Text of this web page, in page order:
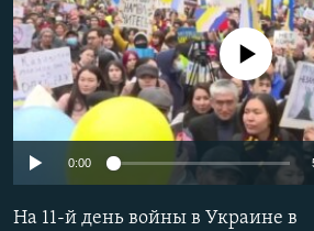
No media source
0:00
На 11-й день войны в Украине в